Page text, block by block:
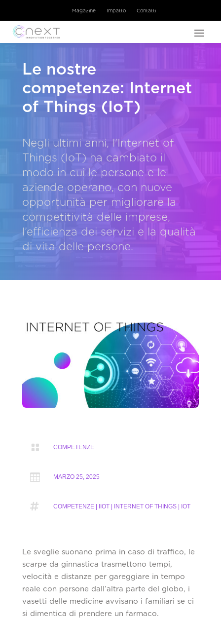
Magazine Impatto Contatti
Le nostre
competenze: Internet
of Things (IoT)
Negli ultimi anni, l'Internet of
Things (IoT) ha cambiato il
modo in cui le persone e le
aziende operano, con nuove
opportunità per migliorare la
competitività delle imprese,
l’efficienza dei servizi e la qualità
di vita delle persone.
 COMPETENZE
 MARZO 25, 2025
 COMPETENZE | IIOT | INTERNET OF THINGS | IOT
Le sveglie suonano prima in caso di traffico, le
scarpe da ginnastica trasmettono tempi,
velocità e distanze per gareggiare in tempo
reale con persone dall’altra parte del globo, i
vasetti delle medicine avvisano i familiari se ci
si dimentica di prendere un farmaco.